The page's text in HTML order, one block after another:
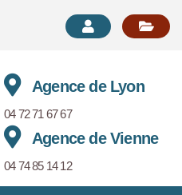
Agence de Lyon
04 72 71 67 67
Agence de Vienne
04 74 85 14 12